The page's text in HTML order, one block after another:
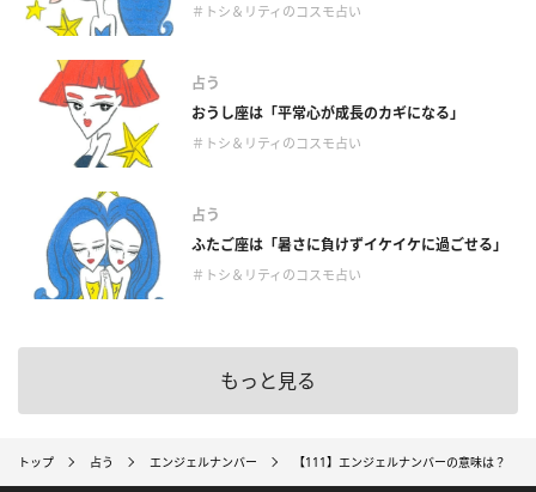
＃トシ＆リティのコスモ占い
占う
おうし座は「平常心が成長のカギになる」
＃トシ＆リティのコスモ占い
占う
ふたご座は「暑さに負けずイケイケに過ごせる」
＃トシ＆リティのコスモ占い
もっと見る
トップ 占う エンジェルナンバー 【111】エンジェルナンバーの意味は？ ～